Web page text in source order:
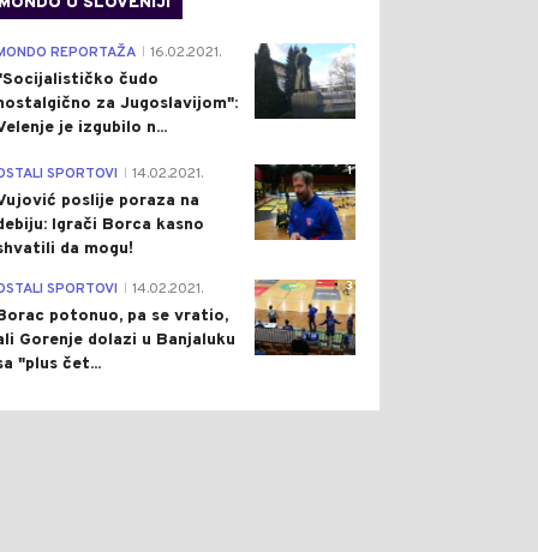
4
REPORTAŽA 16.02.2021.
čudo
za Jugoslavijom":
je izgubilo n...
1
SPORTOVI 14.02.2021.
poslije poraza na
Igrači Borca kasno
da mogu!
3
SPORTOVI 14.02.2021.
potonuo, pa se vratio,
Gorenje dolazi u Banjaluku
"plus čet...